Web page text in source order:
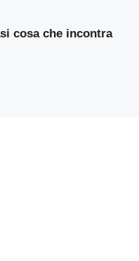
cosa che incontra